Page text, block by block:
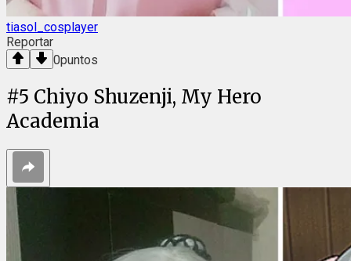
tiasol_cosplayer
Reportar
0puntos
#5 Chiyo Shuzenji, My Hero
Academia